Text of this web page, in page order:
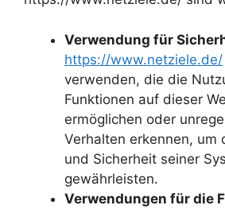
Verwendung für
https://www.netziele.de/
verwenden, die die
Funktionen auf dieser
ermöglichen oder
Verhalten erkennen, um
und Sicherheit seiner
gewährleisten.
Verwendungen für die